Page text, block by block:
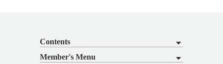
Contents
Member's Menu